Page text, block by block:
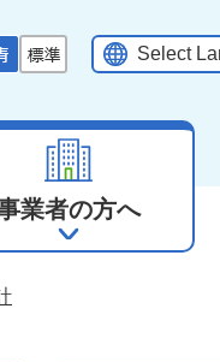
業者の方へ